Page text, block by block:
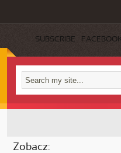
SUBSCRIBE
Zobacz: